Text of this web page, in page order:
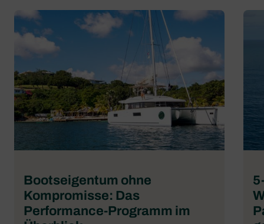
Bootseigentum ohne
Kompromisse: Das
Performance-Programm im